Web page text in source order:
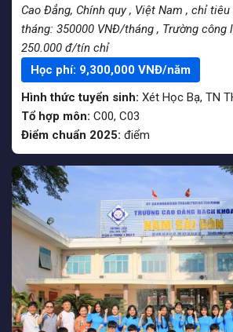
Cao Đẳng, Chính quy , Việt Nam , chỉ tiêu
tháng: 350000 VNĐ/tháng , Trường công
250.000 đ/tín chỉ
Học phí: 9,300,000 VNĐ/năm
Hình thức tuyển sinh: Xét Học Bạ, TN
Tổ hợp môn: C00, C03
Điểm chuẩn 2025: điểm